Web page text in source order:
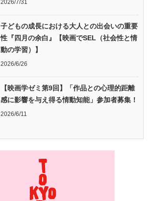
2026/7/31
子どもの成長における大人との出会いの重要
性『四月の余白』【映画でSEL（社会性と情
動の学習）】
2026/6/26
【映画学ゼミ第9回】「作品との心理的距離
感に影響を与え得る情動知能」参加者募集！
2026/6/11